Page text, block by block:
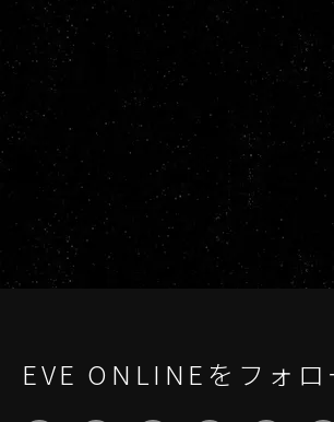
EVE ONLINEをフォロ